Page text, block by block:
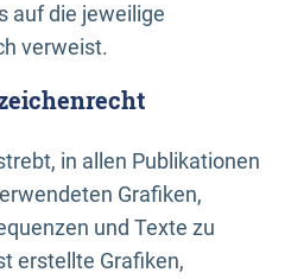
auf die jeweilige
verweist.
in allen Publikationen
Grafiken,
und Texte zu
erstellte Grafiken,